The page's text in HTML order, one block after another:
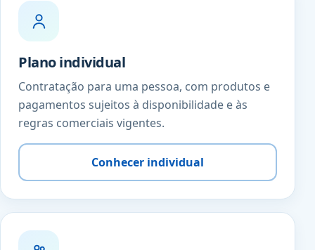
Plano individual
Contratação para uma pessoa, com produtos e
pagamentos sujeitos à disponibilidade e às
regras comerciais vigentes.
Conhecer individual